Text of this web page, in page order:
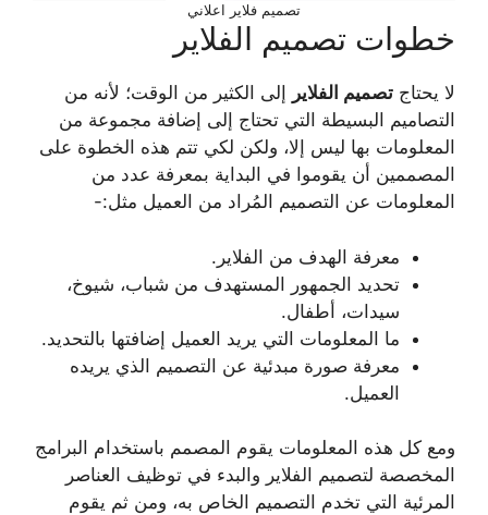
تصميم فلاير اعلاني
خطوات تصميم الفلاير
لا يحتاج تصميم الفلاير
إلى الكثير من الوقت؛ لأنه من
التصاميم البسيطة التي تحتاج إلى إضافة مجموعة من
المعلومات بها ليس إلا، ولكن لكي تتم هذه الخطوة على
المصممين أن يقوموا في البداية بمعرفة عدد من
المعلومات عن التصميم المُراد من العميل مثل:-
معرفة الهدف من الفلاير.
تحديد الجمهور المستهدف من شباب، شيوخ،
سيدات، أطفال.
ما المعلومات التي يريد العميل إضافتها بالتحديد.
معرفة صورة مبدئية عن التصميم الذي يريده
العميل.
ومع كل هذه المعلومات يقوم المصمم باستخدام البرامج
المخصصة لتصميم الفلاير والبدء في توظيف العناصر
المرئية التي تخدم التصميم الخاص به، ومن ثم يقوم